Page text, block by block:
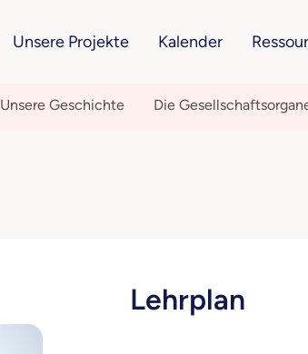
Unsere Projekte Kalender
Unsere Geschichte Die
Lehrplan